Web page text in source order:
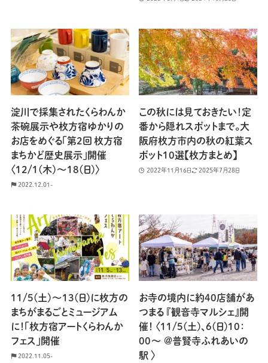
淀川で採集されたくらわんか
茶碗展示や枚方宿ゆかりの
お店をめぐる「第2回 枚方宿
まちかど歴史展示」開催
〈12/1(木)〜18(日)〉
2022.12.01-
この秋には見ておきたい！定
番から隠れスポットまで。大
阪府枚方市内の秋の紅葉ス
ポット10選【枚方まとめ】
2022年11月16日 2025年7月28日
11/5(土)〜13(日)に枚方の
まちがまるごとミュージアム
に！「枚方宿アートくらわんか
フェス」開催
2022.11.05-
お寺の境内に約40店舗があ
つまる 『観音寺マルシェ』開
催！ 〈11/5(土)、6(日)10：
00〜 @普賢寺ふれあいの
駅 〉